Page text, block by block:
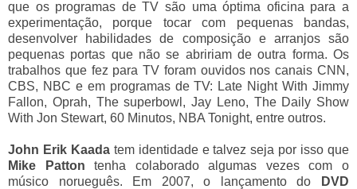
que os programas de TV são uma óptima oficina para a
experimentação, porque tocar com pequenas bandas,
desenvolver habilidades de composição e arranjos são
pequenas portas que não se abririam de outra forma. Os
trabalhos que fez para TV foram ouvidos nos canais CNN,
CBS, NBC e em programas de TV: Late Night With Jimmy
Fallon, Oprah, The superbowl, Jay Leno, The Daily Show
With Jon Stewart, 60 Minutos, NBA Tonight, entre outros.
John Erik Kaadatem identidade e talvez seja por isso que
Mike Patton tenha colaborado algumas vezes com o
músico norueguês. Em 2007, o lançamento do
DVD